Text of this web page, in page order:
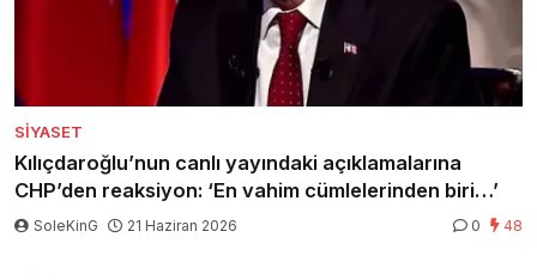
SIYASET
Kılıçdaroğlu’nun canlı yayındaki açıklamalarına
CHP’den reaksiyon: ‘En vahim cümlelerinden biri…’
SoleKinG 21 Haziran 2026 0 48